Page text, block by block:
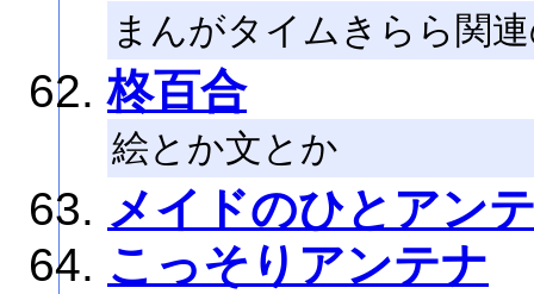
まんがタイムきらら関
柊百合
絵とか文とか
メイドのひとアン
こっそりアンテナ